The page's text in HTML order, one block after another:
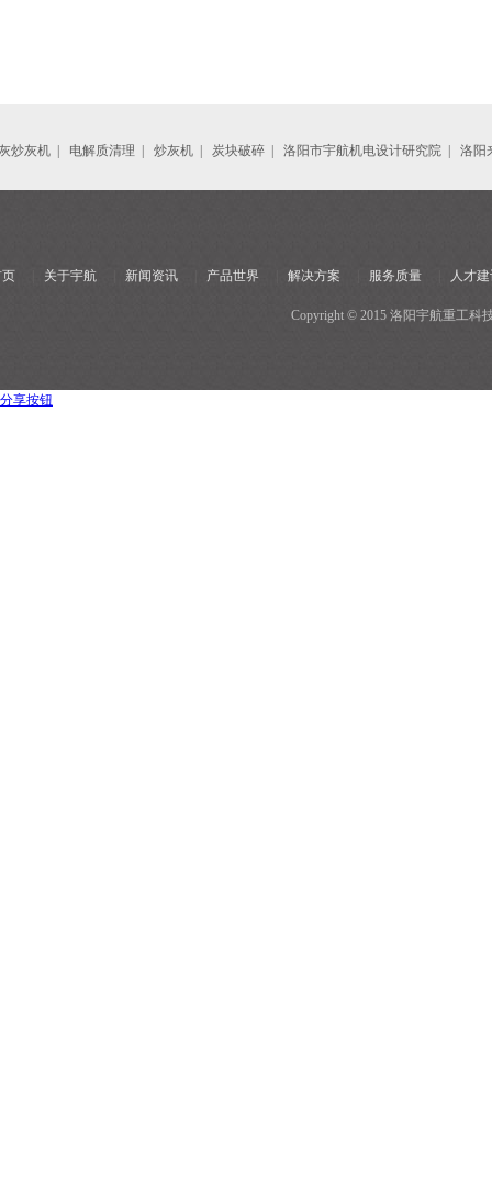
炒灰机 电解质清理 炒灰机 炭块破碎 洛阳市宇航机电设计研究院 洛阳
关于宇航 新闻资讯 产品世界 解决方案 服务质量 人才
Copyright © 2015 洛阳宇航重工科
分享按钮